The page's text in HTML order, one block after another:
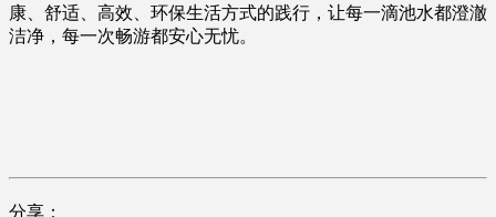
康、舒适、高效、环保生活方式的践行，让每一滴池水都澄澈
洁净，每一次畅游都安心无忧。
分享：